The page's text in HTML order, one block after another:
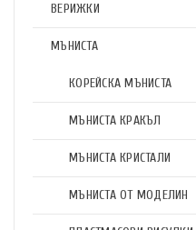
ВЕРИЖКИ
МЪНИСТА
КОРЕЙСКА МЪНИСТА
МЪНИСТА КРАКЪЛ
МЪНИСТА КРИСТАЛИ
МЪНИСТА ОТ МОДЕЛИН